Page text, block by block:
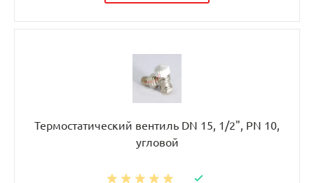
Термостатический вентиль DN 15, 1/2", PN 10,
угловой